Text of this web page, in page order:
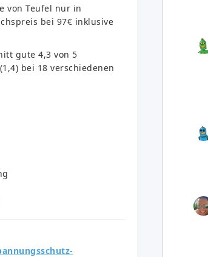
von Teufel nur in
bei 97€ inklusive
gute 4,3 von 5
bei 18 verschiedenen